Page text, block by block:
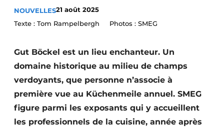
Video’s
NOUVELLES21 août 2025
Texte : Tom Rampelbergh Photos : SMEG
Gut Böckel est un lieu enchanteur. Un
domaine historique au milieu de champs
verdoyants, que personne n’associe à
première vue au Küchenmeile annuel. SMEG
figure parmi les exposants qui y accueillent
les professionnels de la cuisine, année après